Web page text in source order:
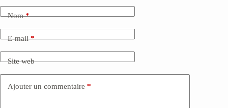
Nom*
E-mail*
Site web
Ajouter un commentaire *